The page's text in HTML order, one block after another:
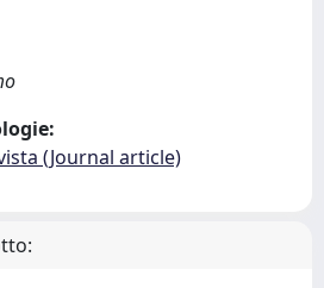
(Journal article)